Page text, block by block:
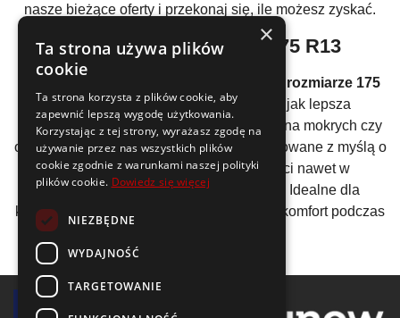
nasze bieżące oferty i przekonaj się, ile możesz zyskać.
Zaletyopon zimowych 175 R13
opony na sezon zimowy w rozmiarze 175
R13, zyskujesz wiele korzyści, takich jak lepsza
przyczepność i krótsza droga hamowania na mokrych czy
oblodzonych drogach. Opony te są projektowane z myślą o
zapewnieniu maksymalnej wydajności nawet w
najbardziej wymagających warunkach. Idealne dla
każdego, kto ceni sobie bezpieczeństwo i komfort podczas
×
Ta strona używa plików
cookie
Ta strona korzysta z plików cookie, aby
zapewnić lepszą wygodę użytkowania.
Korzystając z tej strony, wyrażasz zgodę na
używanie przez nas wszystkich plików
cookie zgodnie z warunkami naszej polityki
plików cookie. Dowiedz się więcej
NIEZBĘDNE
WYDAJNOŚĆ
TARGETOWANIE